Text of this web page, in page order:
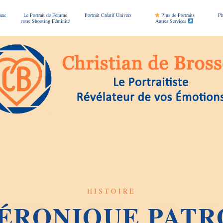
Le Portrait de Femme
votre Shooting Féminité
Portrait Créatif Univers
Plus de Portraits
Autres Services
HISTOIRE